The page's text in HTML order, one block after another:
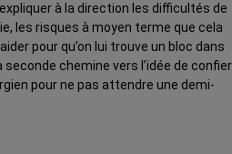
à la direction les difficultés de
les risques à moyen terme que cela
pour qu’on lui trouve un bloc dans
seconde chemine vers l’idée de confier
pour ne pas attendre une demi-